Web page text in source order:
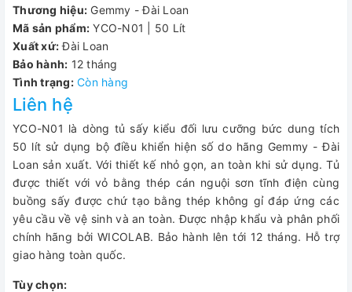
Thương hiệu: Gemmy - Đài Loan
Mã sản phẩm: YCO-N01 | 50 Lít
Xuất xứ: Đài Loan
Bảo hành: 12 tháng
Tình trạng: Còn hàng
Liên hệ
YCO-N01 là dòng tủ sấy kiểu đối lưu cưỡng bức dung tích
50 lít sử dụng bộ điều khiển hiện số do hãng Gemmy - Đài
Loan sản xuất. Với thiết kế nhỏ gọn, an toàn khi sử dụng. Tủ
được thiết với vỏ bằng thép cán nguội sơn tĩnh điện cùng
buồng sấy được chứ tạo bằng thép không gỉ đáp ứng các
yêu cầu về vệ sinh và an toàn. Được nhập khẩu và phân phối
chính hãng bởi WICOLAB. Bảo hành lên tới 12 tháng. Hỗ trợ
giao hàng toàn quốc.
Tùy chọn: